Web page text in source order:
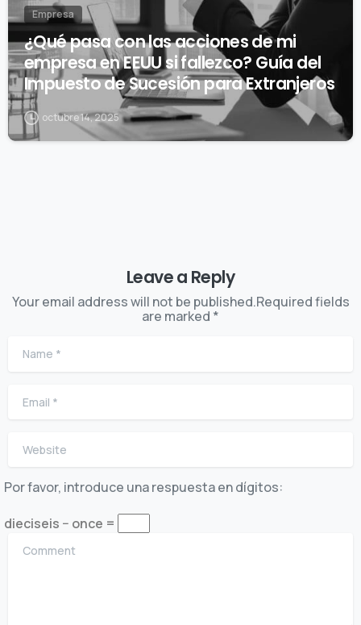
Empresa
¿Qué pasa con las acciones de mi
empresa en EEUU si fallezco? Guía del
Impuesto de Sucesión para Extranjeros
octubre 14, 2025
Leave a Reply
Your email address will not be published.Required fields
are marked *
Por favor, introduce una respuesta en dígitos:
dieciseis − once =